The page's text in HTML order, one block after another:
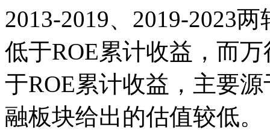
2013-2019、2019-2023
低于ROE累计收益，而
于ROE累计收益，主要
融板块给出的估值较低。